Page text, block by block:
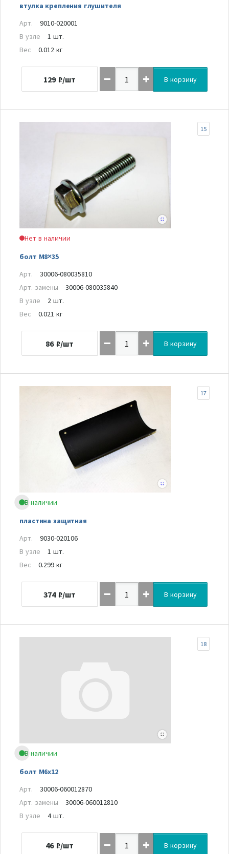
втулка крепления глушителя
Арт.
9010-020001
В узле
1 шт.
Вес
0.012 кг
129 ₽/шт В корзину
Нет в наличии
болт M8×35
15
Арт.
30006-080035810
Арт. замены
30006-080035840
В узле
2 шт.
Вес
0.021 кг
86 ₽/шт В корзину
В наличии
пластина защитная
17
Арт.
9030-020106
В узле
1 шт.
Вес
0.299 кг
374 ₽/шт В корзину
В наличии
болт М6х12
18
Арт.
30006-060012870
Арт. замены
30006-060012810
В узле
4 шт.
46 ₽/шт В корзину